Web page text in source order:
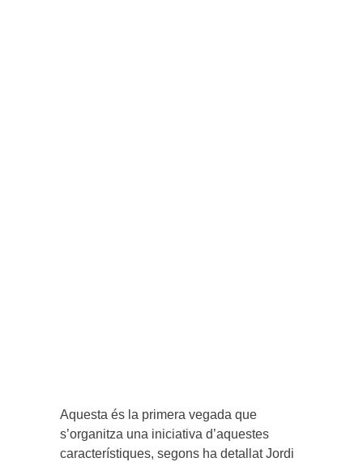
Aquesta és la primera vegada que
s’organitza una iniciativa d’aquestes
característiques, segons ha detallat Jordi